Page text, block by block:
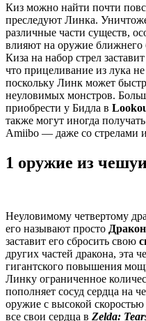
Киз можно найти почти
преследуют Линка.
различные части существ,
влияют на оружие ближнего
Киза на набор стрел
что прицеливание из лука
поскольку Линк может
неуловимых монстров.
приобрести у Бидла в
также могут иногда
Amiibo — даже со стрелами
1 оружие из
Неуловимому четвертому
его называют просто
заставит его сбросить свою
других частей дракона, эта
гигантского повышения
Линку ограниченное
пополняет сосуд сердца на
оружие с высокой
все свои сердца в Zelda: